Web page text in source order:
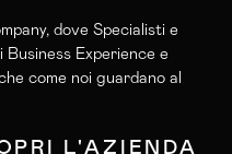
dove Specialisti e
Experience e
come noi guardano al
L'AZIENDA